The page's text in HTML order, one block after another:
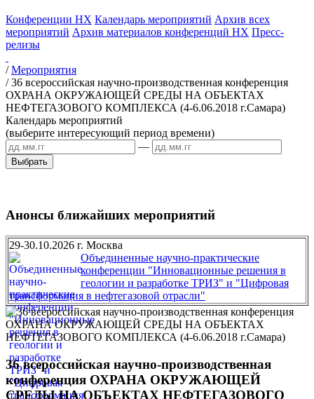
Конференции НХ Календарь мероприятий Архив всех
мероприятий Архив материалов конференций НХ Пресс-
релизы
/Мероприятия
/36 всероссийская научно-производственная конференция
ОХРАНА ОКРУЖАЮЩЕЙ СРЕДЫ НА ОБЪЕКТАХ
НЕФТЕГАЗОВОГО КОМПЛЕКСА (4-6.06.2018 г.Самара)
Календарь мероприятий
(выберите интересующий период времени)
—
Анонсы ближайших мероприятий
29-30.10.2026 г. Москва
Объединенные научно-практические
конференции "Инновационные решения в
геологии и разработке ТРИЗ" и "Цифровая
трансформация в нефтегазовой отрасли"
36 всероссийская научно-производственная
конференция ОХРАНА ОКРУЖАЮЩЕЙ
СРЕДЫ НА ОБЪЕКТАХ НЕФТЕГАЗОВОГО